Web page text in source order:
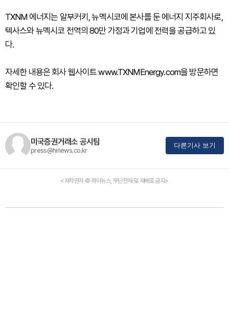
TXNM 에너지는 알부커키, 뉴멕시코에 본사를 둔 에너지 지주회사로,
텍사스와 뉴멕시코 전역의 80만 가정과 기업에 전력을 공급하고 있
다.
자세한 내용은 회사 웹사이트 www.TXNMEnergy.com을 방문하면
확인할 수 있다.
미국증권거래소 공시팀
press@hinews.co.kr
다른기사 보기
<저작권자 © 하이뉴스, 무단전재 및 재배포 금지>